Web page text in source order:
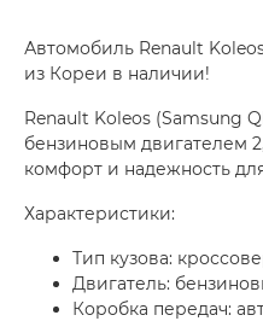
Автомобиль Renault
из Кореи в наличии!
Renault Koleos (Samsung
бензиновым двигателем
комфорт и надежность
Характеристики:
Тип кузова:
Двигатель:
Коробка передач: